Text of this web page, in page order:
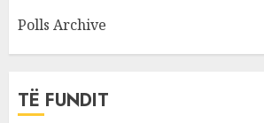
Polls Archive
TË FUNDIT